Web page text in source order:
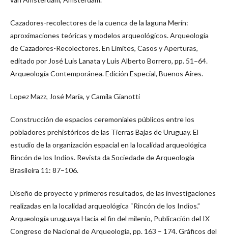
Cazadores-recolectores de la cuenca de la laguna Merín:
aproximaciones teóricas y modelos arqueológicos. Arqueología
de Cazadores-Recolectores. En Límites, Casos y Aperturas,
editado por José Luis Lanata y Luis Alberto Borrero, pp. 51–64.
Arqueología Contemporánea. Edición Especial, Buenos Aires.
Lopez Mazz, José María, y Camila Gianotti
Construcción de espacios ceremoniales públicos entre los
pobladores prehistóricos de las Tierras Bajas de Uruguay. El
estudio de la organización espacial en la localidad arqueológica
Rincón de los Indios. Revista da Sociedade de Arqueologia
Brasileira 11: 87–106.
Diseño de proyecto y primeros resultados, de las investigaciones
realizadas en la localidad arqueológica “Rincón de los Indios.”
Arqueología uruguaya Hacia el fin del milenio, Publicación del IX
Congreso de Nacional de Arqueología, pp. 163 – 174. Gráficos del